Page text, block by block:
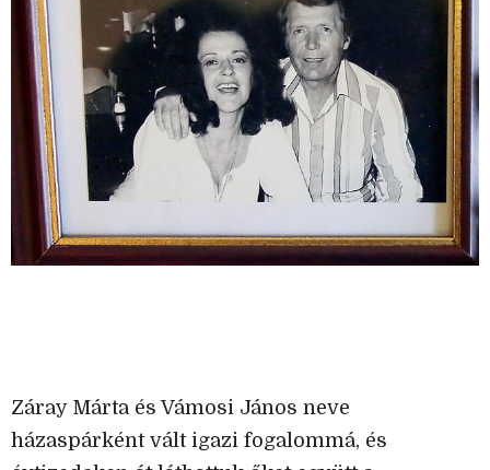
Záray Márta és Vámosi János neve
házaspárként vált igazi fogalommá, és